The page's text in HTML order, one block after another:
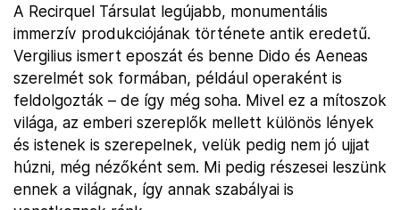
A Recirquel Társulat legújabb, monumentális
immerzív produkciójának története antik eredetű.
Vergilius ismert eposzát és benne Dido és Aeneas
szerelmét sok formában, például operaként is
feldolgozták – de így még soha. Mivel ez a mítoszok
világa, az emberi szereplők mellett különös lények
és istenek is szerepelnek, velük pedig nem jó ujjat
húzni, még nézőként sem. Mi pedig részesei leszünk
ennek a világnak, így annak szabályai is